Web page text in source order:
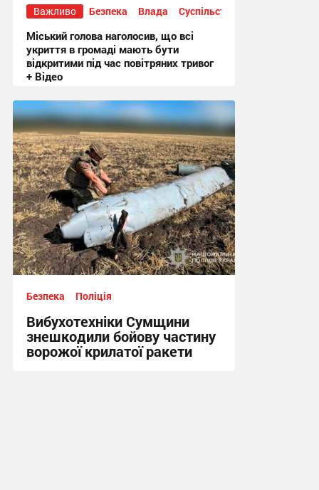
Важливо Безпека Влада Суспільство
Міський голова наголосив, що всі
укриття в громаді мають бути
відкритими під час повітряних тривог
+ Відео
20:50, 3.08.2026
Безпека Поліція
Вибухотехніки Сумщини
знешкодили бойову частину
ворожої крилатої ракети